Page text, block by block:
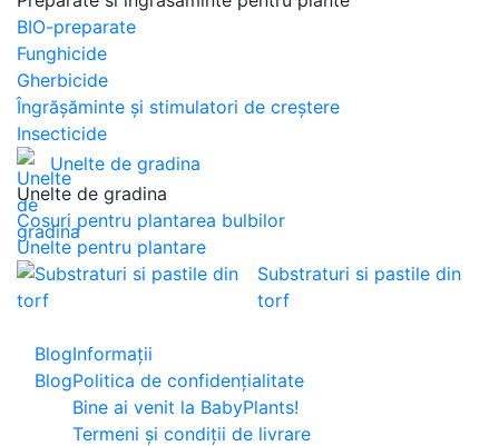
BIO-preparate
Funghicide
Gherbicide
Îngrășăminte și stimulatori de creștere
Insecticide
Unelte de gradina
Unelte de gradina
Cosuri pentru plantarea bulbilor
Unelte pentru plantare
Substraturi si pastile din
torf
Blog
Blog
Informaţii
Politica de confidențialitate
Bine ai venit la BabyPlants!
Termeni și condiții de livrare